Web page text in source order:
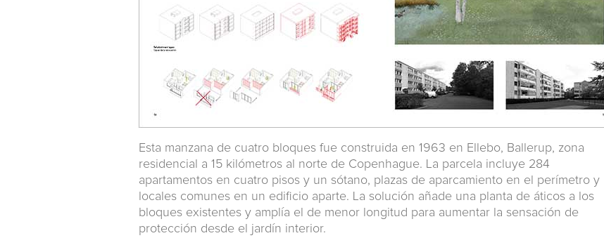
Esta manzana de cuatro bloques fue construida en 1963 en Ellebo, Ballerup, zona
residencial a 15 kilómetros al norte de Copenhague. La parcela incluye 284
apartamentos en cuatro pisos y un sótano, plazas de aparcamiento en el perímetro y
locales comunes en un edificio aparte. La solución añade una planta de áticos a los
bloques existentes y amplía el de menor longitud para aumentar la sensación de
protección desde el jardín interior.